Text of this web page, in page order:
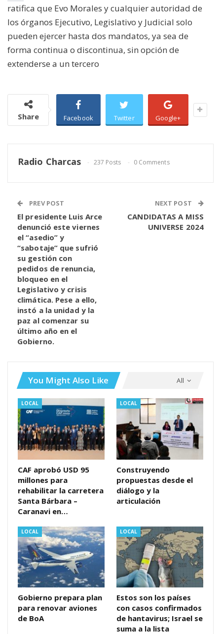
ratifica que Evo Morales y cualquier autoridad de
los órganos Ejecutivo, Legislativo y Judicial solo
pueden ejercer hasta dos mandatos, ya sea de
forma continua o discontinua, sin opción de
extenderse a un tercero
Share Facebook Twitter Google+
Radio Charcas 237 Posts 0 Comments
PREV POST
El presidente Luis Arce
denunció este viernes
el “asedio” y
“sabotaje” que sufrió
su gestión con
pedidos de renuncia,
bloqueo en el
Legislativo y crisis
climática. Pese a ello,
instó a la unidad y la
paz al comenzar su
último año en el
Gobierno.
NEXT POST
CANDIDATAS A MISS
UNIVERSE 2024
All
You Might Also Like
LOCAL
CAF aprobó USD 95
millones para
rehabilitar la carretera
Santa Bárbara –
Caranavi en…
LOCAL
Construyendo
propuestas desde el
diálogo y la
articulación
LOCAL
Gobierno prepara plan
para renovar aviones
de BoA
LOCAL
Estos son los países
con casos confirmados
de hantavirus; Israel se
suma a la lista